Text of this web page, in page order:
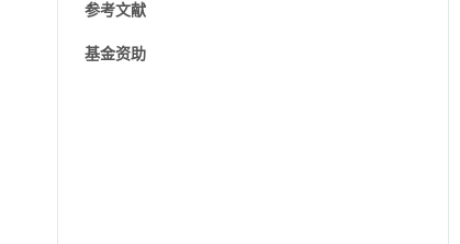
参考文献
基金资助